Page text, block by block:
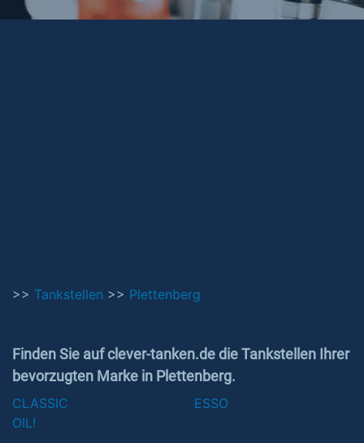
>> Tankstellen >> Plettenberg
Finden Sie auf clever-tanken.de die Tankstellen Ihrer
bevorzugten Marke in Plettenberg.
CLASSIC
ESSO
OIL!